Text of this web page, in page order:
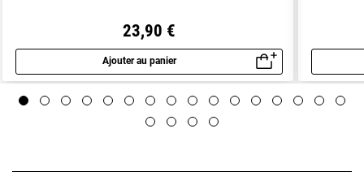
23,90 €
Ajouter au panier
Aperçu rapide